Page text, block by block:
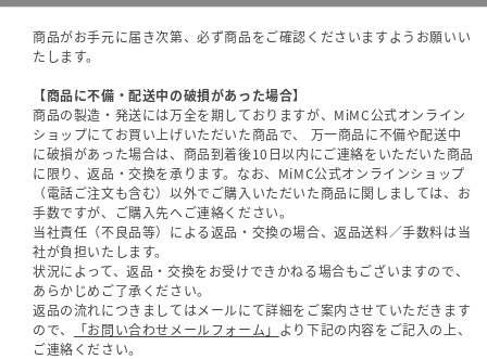
商品がお手元に届き次第、必ず商品をご確認くださいますようお願いい
たします。
【商品に不備・配送中の破損があった場合】
商品の製造・発送には万全を期しておりますが、MiMC公式オンライン
ショップにてお買い上げいただいた商品で、 万一商品に不備や配送中
に破損があった場合は、商品到着後10日以内にご連絡をいただいた商品
に限り、返品・交換を承ります。なお、MiMC公式オンラインショップ
（電話ご注文も含む）以外でご購入いただいた商品に関しましては、お
手数ですが、ご購入先へご連絡ください。
当社責任（不良品等）による返品・交換の場合、返品送料／手数料は当
社が負担いたします。
状況によって、返品・交換をお受けできかねる場合もございますので、
あらかじめご了承ください。
返品の流れにつきましてはメールにて詳細をご案内させていただきます
ので、
「お問い合わせメールフォーム」 より下記の内容をご記入の上、
ご連絡ください。